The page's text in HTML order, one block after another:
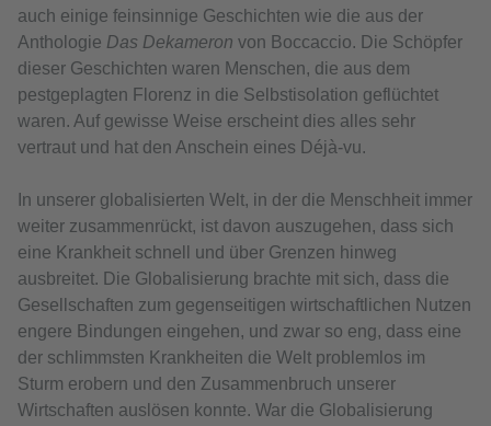
auch einige feinsinnige Geschichten wie die aus der
Anthologie Das Dekameron von Boccaccio. Die Schöpfer
dieser Geschichten waren Menschen, die aus dem
pestgeplagten Florenz in die Selbstisolation geflüchtet
waren. Auf gewisse Weise erscheint dies alles sehr
vertraut und hat den Anschein eines Déjà-vu.
In unserer globalisierten Welt, in der die Menschheit immer
weiter zusammenrückt, ist davon auszugehen, dass sich
eine Krankheit schnell und über Grenzen hinweg
ausbreitet. Die Globalisierung brachte mit sich, dass die
Gesellschaften zum gegenseitigen wirtschaftlichen Nutzen
engere Bindungen eingehen, und zwar so eng, dass eine
der schlimmsten Krankheiten die Welt problemlos im
Sturm erobern und den Zusammenbruch unserer
Wirtschaften auslösen konnte. War die Globalisierung